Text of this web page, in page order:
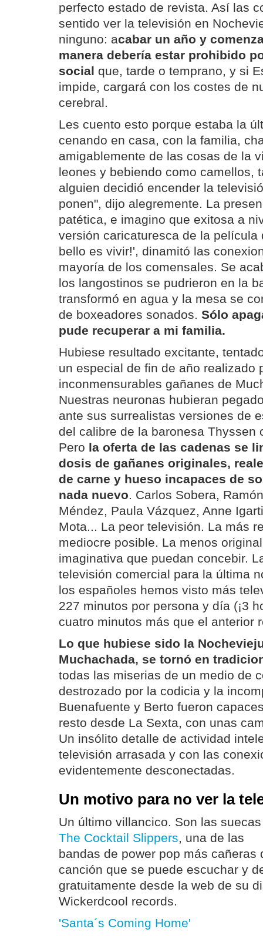
perfecto estado de revista. Así las
sentido ver la televisión en
ninguno: acabar un año y
manera debería estar prohibido
social que, tarde o temprano, y si
impide, cargará con los costes de
cerebral.
Les cuento esto porque estaba la
cenando en casa, con la familia,
amigablemente de las cosas de la
leones y bebiendo como camellos,
alguien decidió encender la
ponen", dijo alegremente. La
patética, e imagino que exitosa a
versión caricaturesca de la película
bello es vivir!', dinamitó las
mayoría de los comensales. Se
los langostinos se pudrieron en la
transformó en agua y la mesa se
de boxeadores sonados. Sólo
pude recuperar a mi familia.
Hubiese resultado excitante,
un especial de fin de año realizado
inconmensurables gañanes de
Nuestras neuronas hubieran
ante sus surrealistas versiones de
del calibre de la baronesa Thyssen
Pero la oferta de las cadenas se
dosis de gañanes originales,
de carne y hueso incapaces de
nada nuevo. Carlos Sobera,
Méndez, Paula Vázquez, Anne
Mota... La peor televisión. La más
mediocre posible. La menos
imaginativa que puedan concebir.
televisión comercial para la última
los españoles hemos visto más
227 minutos por persona y día (¡3
cuatro minutos más que el anterior
Lo que hubiese sido la
Muchachada, se tornó en
todas las miserias de un medio de
destrozado por la codicia y la
Buenafuente y Berto fueron
resto desde La Sexta, con unas
Un insólito detalle de actividad
televisión arrasada y con las
evidentemente desconectadas.
Un motivo para no ver la
Un último villancico. Son las suecas
The Cocktail Slippers, una de las
bandas de power pop más cañeras
canción que se puede escuchar y
gratuitamente desde la web de su
Wickerdcool records.
'Santa´s Coming Home'